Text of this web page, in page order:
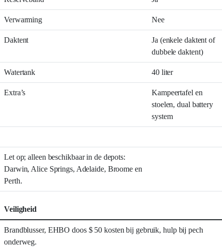
Verwarming Nee
Daktent
Ja (enkele daktent of
dubbele daktent)
Watertank 40 liter
Extra’s
Kampeertafel en
stoelen, dual battery
system
Let op; alleen beschikbaar in de depots:
Darwin, Alice Springs, Adelaide, Broome en
Perth.
Veiligheid
Brandblusser, EHBO doos $ 50 kosten bij gebruik, hulp bij pech
onderweg.